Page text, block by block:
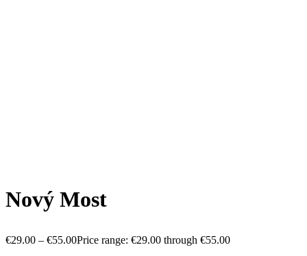
Nový Most
€29.00 – €55.00Price range: €29.00 through €55.00